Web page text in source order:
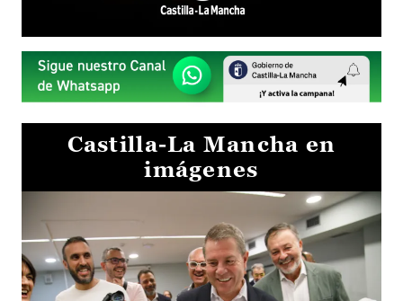
Castilla-La Mancha en
imágenes